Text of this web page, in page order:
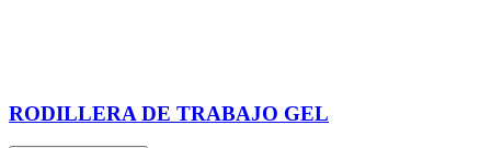
RODILLERA DE TRABAJO GEL